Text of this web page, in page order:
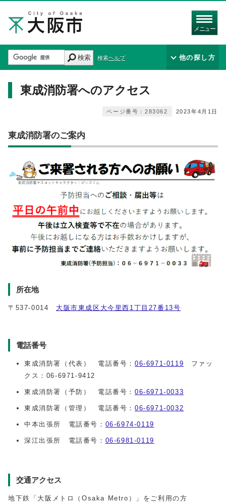
メニュー
検索 検索ヘルプ 他の探し方
東成消防署へのアクセス
2023年4月1日
ページ番号：283062
東成消防署のご案内
所在地
〒537-0014 大阪市東成区大今里西1丁目27番13号
電話番号
東成消防署（代表） 電話番号： 06‐6971‐0119 ファッ
クス：06‐6971‐9412
東成消防署（予防） 電話番号： 06‐6971‐0033
東成消防署（管理） 電話番号： 06‐6971‐0032
中本出張所 電話番号： 06‐6974‐0119
深江出張所 電話番号： 06‐6981‐0119
交通アクセス
地下鉄「大阪メトロ（Osaka Metro）」をご利用の方